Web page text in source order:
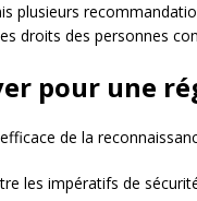
plusieurs
droits des personnes
pour une
de la
les impératifs de